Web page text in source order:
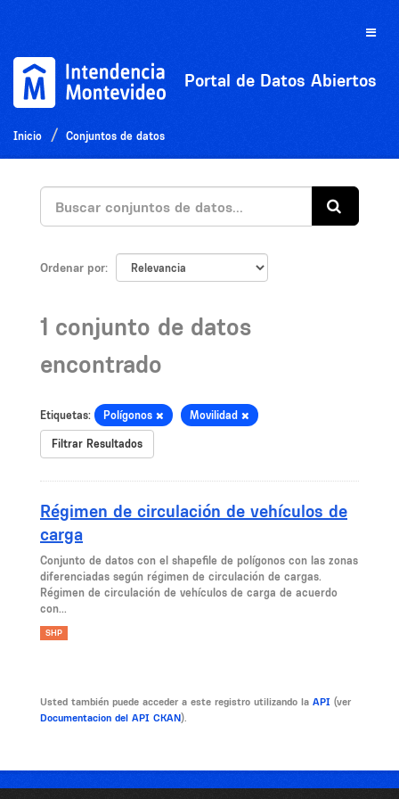
Toggle
Portal de Datos Abiertos
Inicio Conjuntos de datos
Ordenar por
1 conjunto de datos
encontrado
Etiquetas: Polígonos Movilidad
Filtrar Resultados
Régimen de circulación de vehículos de
carga
Conjunto de datos con el shapefile de polígonos con las zonas
diferenciadas según régimen de circulación de cargas.
Régimen de circulación de vehículos de carga de acuerdo
con...
SHP
Usted también puede acceder a este registro utilizando la API (ver
Documentacion del API CKAN).